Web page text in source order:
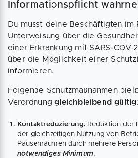
Informationspflicht
Du musst deine Beschäftigten im
Unterweisung über die
einer Erkrankung mit SARS-COV-
über die Möglichkeit einer
informieren.
Folgende Schutzmaßnahmen
Verordnunggleichbleibend gültig:
Kontaktreduzierung: Reduktion der
der gleichzeitigen Nutzung von
Pausenräumen durch mehrere
notwendiges Minimum.